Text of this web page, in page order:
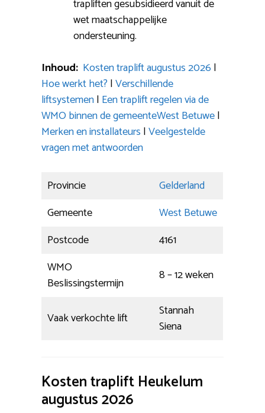
trapliften gesubsidieerd vanuit de
wet maatschappelijke
ondersteuning.
Inhoud: Kosten traplift augustus 2026 |
Hoe werkt het? |Verschillende
liftsystemen| Een traplift regelen via de
WMO binnen de gemeenteWest Betuwe|
Merken en installateurs |Veelgestelde
vragen met antwoorden
Provincie
Gelderland
Gemeente
West Betuwe
Postcode
4161
WMO
Beslissingstermijn
8 – 12 weken
Vaak verkochte lift
Stannah
Siena
Kosten traplift Heukelum
augustus 2026